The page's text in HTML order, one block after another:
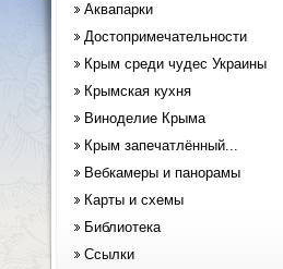
Аквапарки
Достопримечательности
Крым среди чудес Украины
Крымская кухня
Виноделие Крыма
Крым запечатлённый...
Вебкамеры и панорамы
Карты и схемы
Библиотека
Ссылки